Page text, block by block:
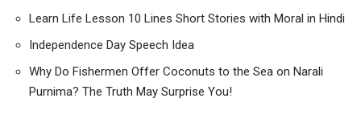
Learn Life Lesson 10 Lines Short Stories with Moral in Hindi
Independence Day Speech Idea
Why Do Fishermen Offer Coconuts to the Sea on Narali
Purnima? The Truth May Surprise You!